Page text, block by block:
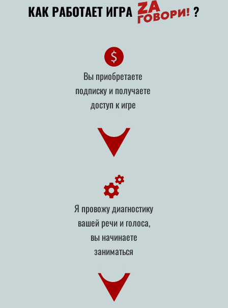
КАК РАБОТАЕТ ИГРА ?
Я провожу диагностику
вашей речи и голоса,
вы начинаете
заниматься
Вы приобретаете
подписку и получаете
доступ к игре